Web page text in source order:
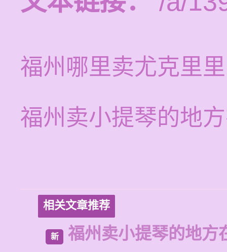
福州哪里卖尤克里
福州卖小提琴的地
相关文章推荐
新 福州卖小提琴的地方